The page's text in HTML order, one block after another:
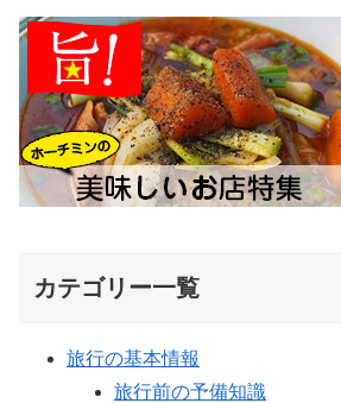
カテゴリー一覧
旅行の基本情報
旅行前の予備知識